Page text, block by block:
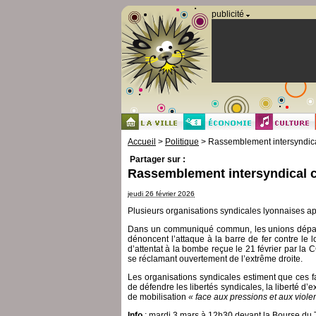
publicité
Accueil > Politique > Rassemblement
Partager sur :
Rassemblement intersyndical
jeudi 26 février 2026
Plusieurs organisations syndicales lyonnaises
Dans un communiqué commun, les unions
dénoncent l’attaque à la barre de fer contre le
d’attentat à la bombe reçue le 21 février par la
se réclamant ouvertement de l’extrême droite.
Les organisations syndicales estiment que ces
de défendre les libertés syndicales, la liberté
de mobilisation « face aux pressions et aux
Panneau de gestion des cookies